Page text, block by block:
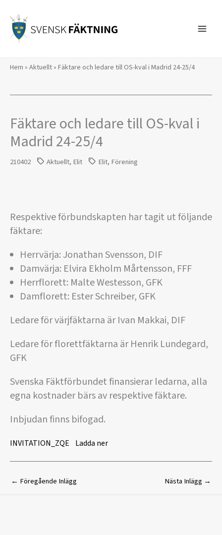
innehåll
Hem » Aktuellt» Fäktare och ledare till OS-kval i Madrid 24-25/4
Fäktare och ledare till OS-kval i
Madrid 24-25/4
210402 Aktuellt, Elit Elit, Förening
Respektive förbundskapten har tagit ut följande
fäktare:
Herrvärja: Jonathan Svensson, DIF
Damvärja: Elvira Ekholm Mårtensson, FFF
Herrflorett: Malte Westesson, GFK
Damflorett: Ester Schreiber, GFK
Ledare för värjfäktarna är Ivan Makkai, DIF
Ledare för florettfäktarna är Henrik Lundegard,
GFK
Svenska Fäktförbundet finansierar ledarna, alla
egna kostnader bärs av respektive fäktare.
Inbjudan finns bifogad.
INVITATION_ZQE Ladda ner
← Föregående Inlägg Nästa Inlägg →